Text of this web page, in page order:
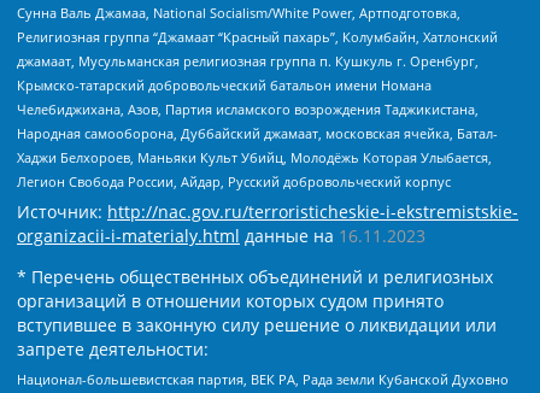
Сунна Валь Джамаа, National Socialism/White Power, Артподготовка,
Религиозная группа “Джамаат “Красный пахарь”, Колумбайн, Хатлонский
джамаат, Мусульманская религиозная группа п. Кушкуль г. Оренбург,
Крымско-татарский добровольческий батальон имени Номана
Челебиджихана, Азов, Партия исламского возрождения Таджикистана,
Народная самооборона, Дуббайский джамаат, московская ячейка, Батал-
Хаджи Белхороев, Маньяки Культ Убийц, Молодёжь Которая Улыбается,
Легион Свобода России, Айдар, Русский добровольческий корпус
Источник: http://nac.gov.ru/terroristicheskie-i-ekstremistskie-
organizacii-i-materialy.html данные на 16.11.2023
* Перечень общественных объединений и религиозных
организаций в отношении которых судом принято
вступившее в законную силу решение о ликвидации или
запрете деятельности:
Национал-большевистская партия, ВЕК РА, Рада земли Кубанской Духовно